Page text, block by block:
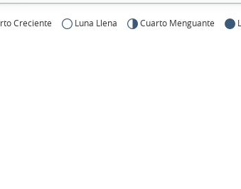
Creciente Luna Llena Cuarto Menguante